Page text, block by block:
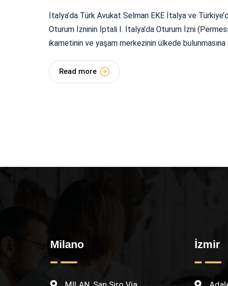
İtalya’da Türk Avukat Selman EKE İtalya ve
Oturum İzninin İptali I. İtalya’da Oturum İzni
ikametinin ve yaşam merkezinin ülkede bulunmasına
Read more
Milano İzmir